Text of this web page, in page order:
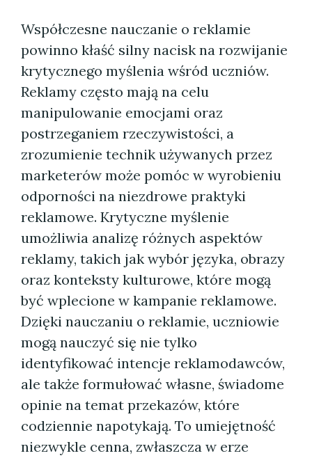
Współczesne nauczanie o reklamie
powinno kłaść silny nacisk na rozwijanie
krytycznego myślenia wśród uczniów.
Reklamy często mają na celu
manipulowanie emocjami oraz
postrzeganiem rzeczywistości, a
zrozumienie technik używanych przez
marketerów może pomóc w wyrobieniu
odporności na niezdrowe praktyki
reklamowe. Krytyczne myślenie
umożliwia analizę różnych aspektów
reklamy, takich jak wybór języka, obrazy
oraz konteksty kulturowe, które mogą
być wplecione w kampanie reklamowe.
Dzięki nauczaniu o reklamie, uczniowie
mogą nauczyć się nie tylko
identyfikować intencje reklamodawców,
ale także formułować własne, świadome
opinie na temat przekazów, które
codziennie napotykają. To umiejętność
niezwykle cenna, zwłaszcza w erze